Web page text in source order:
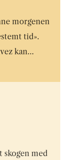
morgenen
tid».
kan…
med